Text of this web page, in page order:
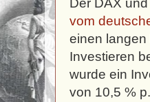
Der DAX
vom
einen
Investieren
wurde ein
von 10,5 %